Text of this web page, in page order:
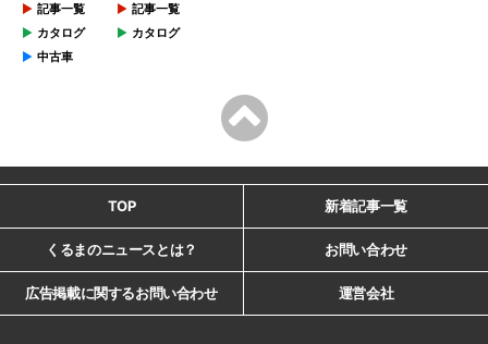
記事一覧
カタログ
中古車
記事一覧
カタログ
TOP 新着記事一覧
くるまのニュースとは？ お問い合わせ
広告掲載に関するお問い合わせ 運営会社